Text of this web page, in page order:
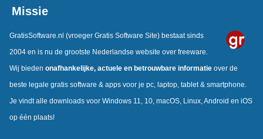
Missie
GratisSoftware.nl (vroeger Gratis Software Site) bestaat sinds
2004 en is nu de grootste Nederlandse website over freeware.
Wij bieden onafhankelijke, actuele en betrouwbare informatieover de
beste legale gratis software & apps voor je pc, laptop, tablet & smartphone.
Je vindt alle downloads voor Windows 11, 10, macOS, Linux, Android en iOS
op één plaats!